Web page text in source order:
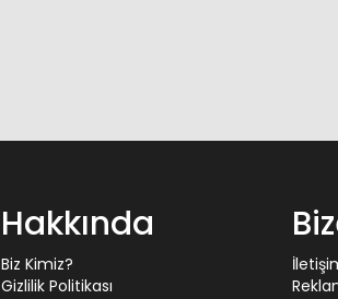
Hakkında
Biz Kimiz?
Gizlilik Politikası